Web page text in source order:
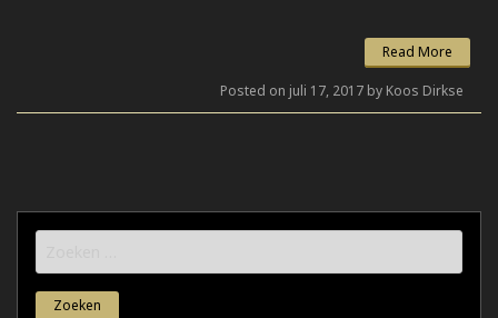
Read More
Posted on juli 17, 2017 by Koos Dirkse
naar: